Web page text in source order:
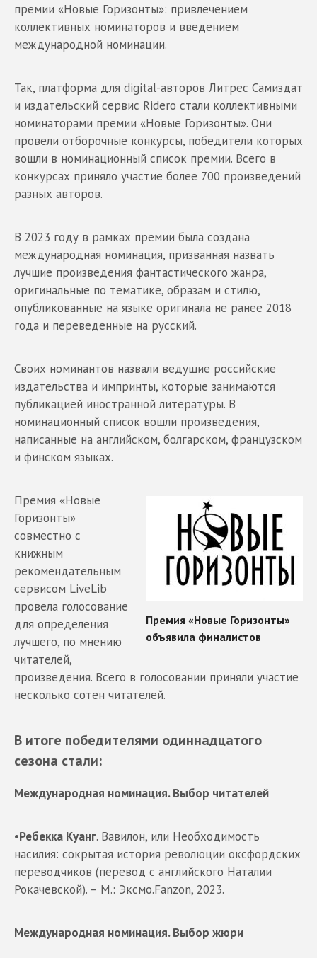
премии «Новые Горизонты»: привлечением
коллективных номинаторов и введением
международной номинации.
Так, платформа для digital-авторов Литрес Самиздат
и издательский сервис Ridero стали коллективными
номинаторами премии «Новые Горизонты». Они
провели отборочные конкурсы, победители которых
вошли в номинационный список премии. Всего в
конкурсах приняло участие более 700 произведений
разных авторов.
В 2023 году в рамках премии была создана
международная номинация, призванная назвать
лучшие произведения фантастического жанра,
оригинальные по тематике, образам и стилю,
опубликованные на языке оригинала не ранее 2018
года и переведенные на русский.
Своих номинантов назвали ведущие российские
издательства и импринты, которые занимаются
публикацией иностранной литературы. В
номинационный список вошли произведения,
написанные на английском, болгарском, французском
и финском языках.
Премия «Новые
Горизонты»
совместно с
книжным
рекомендательным
сервисом LiveLib
провела голосование
для определения
лучшего, по мнению
читателей,
произведения. Всего в голосовании приняли участие
несколько сотен читателей.
В итоге победителями одиннадцатого
сезона стали:
Международная номинация. Выбор читателей
•Ребекка Куанг. Вавилон, или Необходимость
насилия: сокрытая история революции оксфордских
переводчиков (перевод с английского Наталии
Рокачевской). – М.: Эксмо.Fanzon, 2023.
Международная номинация. Выбор жюри